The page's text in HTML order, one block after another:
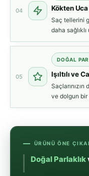
04 Kökten
Saç tellerini
daha
05
DOĞAL
Işıltılı ve
Saçlarınızın
ve dolgun bir
ÜRÜNÜ ÖNE
Doğal Parlaklık